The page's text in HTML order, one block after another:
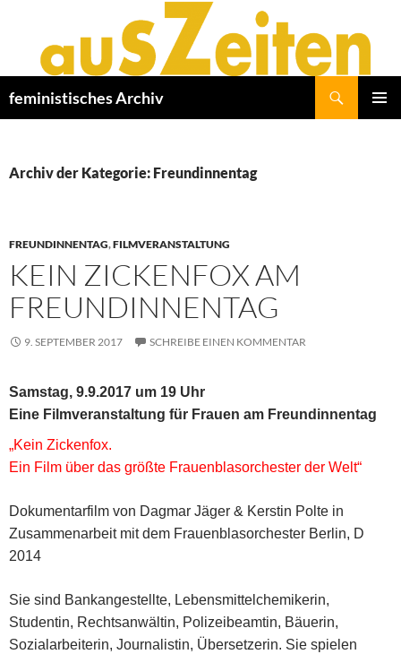
springen
feministisches Archiv
Archiv der Kategorie: Freundinnentag
FREUNDINNENTAG,FILMVERANSTALTUNG
KEIN ZICKENFOX AM
FREUNDINNENTAG
9. SEPTEMBER 2017 SCHREIBE EINEN KOMMENTAR
Samstag, 9.9.2017 um 19 Uhr
Eine Filmveranstaltung für Frauen am Freundinnentag
„Kein Zickenfox.
Ein Film über das größte Frauenblasorchester der Welt“
Dokumentarfilm von Dagmar Jäger & Kerstin Polte in
Zusammenarbeit mit dem Frauenblasorchester Berlin, D
2014
Sie sind Bankangestellte, Lebensmittelchemikerin,
Studentin, Rechtsanwältin, Polizeibeamtin, Bäuerin,
Sozialarbeiterin, Journalistin, Übersetzerin. Sie spielen